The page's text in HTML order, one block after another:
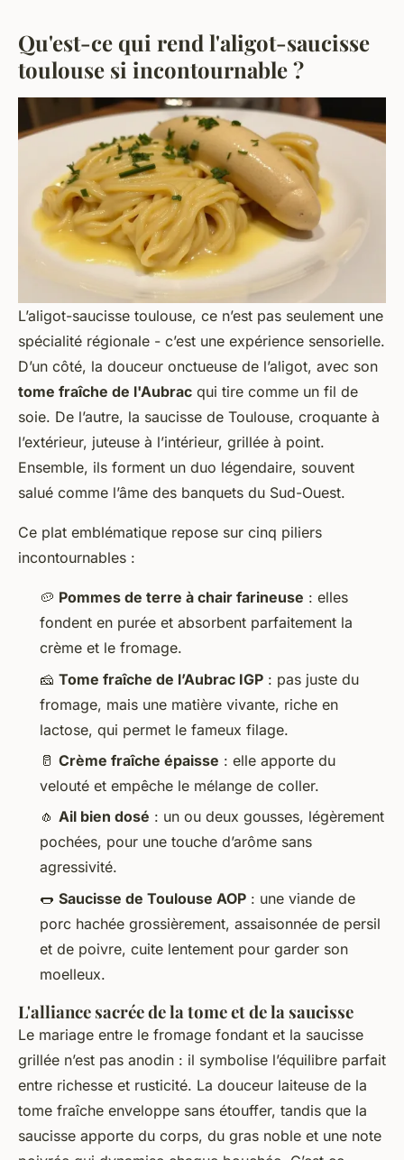
Qu'est-ce qui rend l'aligot-saucisse
toulouse si incontournable ?
L’aligot-saucisse toulouse, ce n’est pas seulement une
spécialité régionale - c’est une expérience sensorielle.
D’un côté, la douceur onctueuse de l’aligot, avec son
tome fraîche de l'Aubrac qui tire comme un fil de
soie. De l’autre, la saucisse de Toulouse, croquante à
l’extérieur, juteuse à l’intérieur, grillée à point.
Ensemble, ils forment un duo légendaire, souvent
salué comme l’âme des banquets du Sud-Ouest.
Ce plat emblématique repose sur cinq piliers
incontournables :
🥔 Pommes de terre à chair farineuse : elles
fondent en purée et absorbent parfaitement la
crème et le fromage.
🧀 Tome fraîche de l’Aubrac IGP : pas juste du
fromage, mais une matière vivante, riche en
lactose, qui permet le fameux filage.
🥛 Crème fraîche épaisse : elle apporte du
velouté et empêche le mélange de coller.
🧄 Ail bien dosé : un ou deux gousses, légèrement
pochées, pour une touche d’arôme sans
agressivité.
🌭 Saucisse de Toulouse AOP : une viande de
porc hachée grossièrement, assaisonnée de persil
et de poivre, cuite lentement pour garder son
moelleux.
L'alliance sacrée de la tome et de la saucisse
Le mariage entre le fromage fondant et la saucisse
grillée n’est pas anodin : il symbolise l’équilibre parfait
entre richesse et rusticité. La douceur laiteuse de la
tome fraîche enveloppe sans étouffer, tandis que la
saucisse apporte du corps, du gras noble et une note